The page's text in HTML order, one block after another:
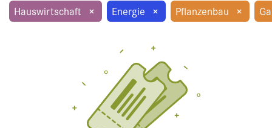
Hauswirtschaft × Energie × Pflanzenbau ×